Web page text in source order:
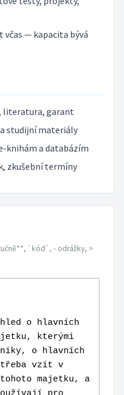
včas — kapacita bývá
literatura, garant
studijní materiály
knihám a databázím
zkušební termíny
`kód`, - odrážky, >